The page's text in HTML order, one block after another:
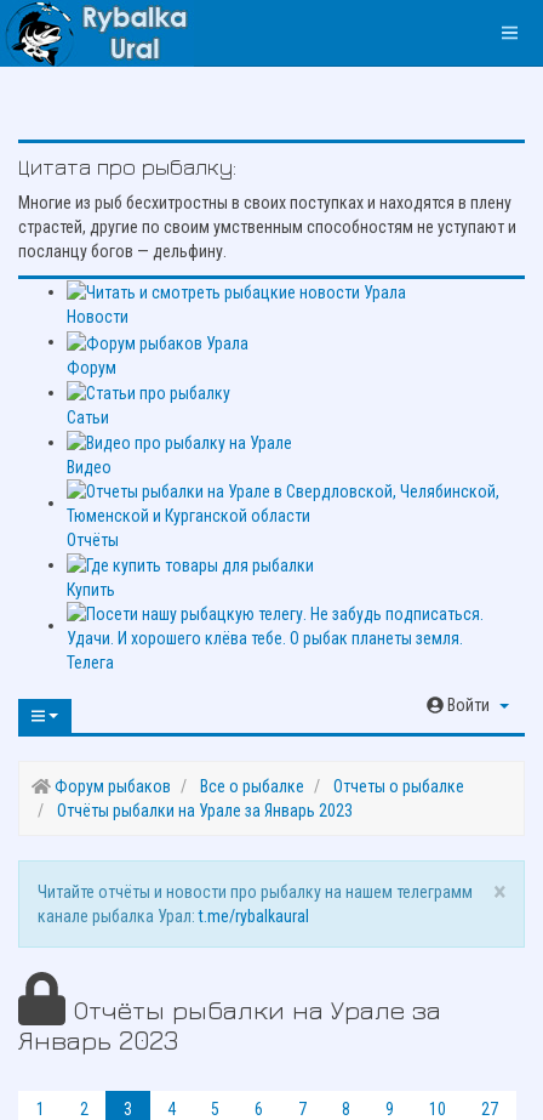
Цитата про рыбалку:
Многие из рыб бесхитростны в своих поступках и находятся в плену
страстей, другие по своим умственным способностям не уступают и
посланцу богов — дельфину.
Новости
Форум
Сатьи
Видео
Отчёты
Купить
Телега
Войти
Форум рыбаков Все о рыбалке
Отчеты о рыбалке
Отчёты рыбалки на Урале за Январь 2023
×
Читайте отчёты и новости про рыбалку на нашем телеграмм
канале рыбалка Урал:t.me/rybalkaural
Отчёты рыбалки на Урале за
Январь 2023
1 2 3 4 5 6 7 8 9 10 27